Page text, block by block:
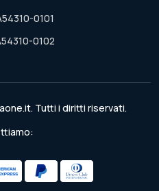
0101
0102
Tutti i diritti riservati.